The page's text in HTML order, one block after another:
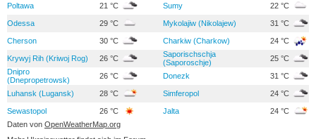
Poltawa 21 °C Sumy 22 °C
Odessa 29 °C Mykolajiw (Nikolajew) 31 °C
Cherson 30 °C Charkiw (Charkow) 24 °C
Krywyj Rih (Kriwoj Rog) 26 °C
Saporischschja
(Saporoschje)
25 °C
Dnipro
(Dnepropetrowsk)
26 °C Donezk 31 °C
Luhansk (Lugansk) 28 °C Simferopol 24 °C
Sewastopol 26 °C Jalta
24 °C
Daten von OpenWeatherMap.org